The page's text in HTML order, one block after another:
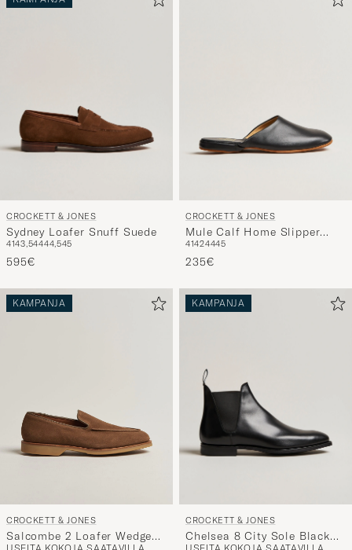
Sydney Loafer Snuff Suede
4143,54444,545
Mule Calf Home Slipper
Black
41 4244 45
KAMPANJA
Salcombe 2 Loafer Wedge
Sole Desert Suede
USEITA KOKOJA SAATAVILLA
KAMPANJA
Chelsea 8 City Sole Black
Calf
USEITA KOKOJA SAATAVILLA